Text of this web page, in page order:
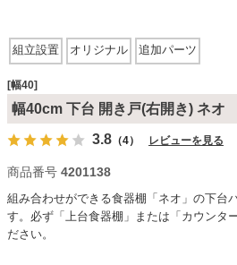
椅子・チェア
食器棚・キッチン収納
組立設置 オリジナル 追加パーツ
[幅40]
幅40cm 下台 開き戸(右開き) ネオ
3.8 （4） レビューを見る
商品番号 4201138
組み合わせができる食器棚「ネオ」の下台
す。必ず「上台食器棚」または「カウンタ
ださい。